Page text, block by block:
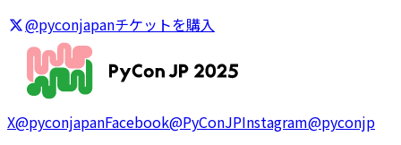
@pyconjapanチケットを購入
X@pyconjapanFacebook@PyConJPInstagram@pyconjp